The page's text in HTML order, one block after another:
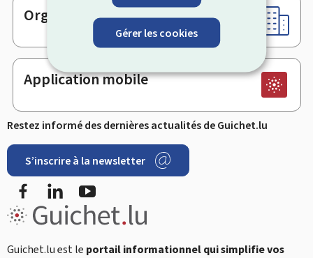
Gérer les cookies
Organismes
Application mobile
Restez informé des dernières actualités de Guichet.lu
S’inscrire à la newsletter
FacebookLinkedIn
Guichet.lu est le portail informationnel qui simplifie vos